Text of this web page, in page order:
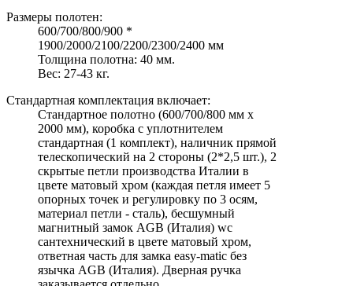
Размеры полотен:
600/700/800/900 *
1900/2000/2100/2200/2300/2400 мм
Толщина полотна: 40 мм.
Вес: 27-43 кг.
Стандартная комплектация включает:
Стандартное полотно (600/700/800 мм х
2000 мм), коробка с уплотнителем
стандартная (1 комплект), наличник прямой
телескопический на 2 стороны (2*2,5 шт.), 2
скрытые петли производства Италии в
цвете матовый хром (каждая петля имеет 5
опорных точек и регулировку по 3 осям,
материал петли - сталь), бесшумный
магнитный замок AGB (Италия) wc
сантехнический в цвете матовый хром,
ответная часть для замка easy-matic без
язычка AGB (Италия). Дверная ручка